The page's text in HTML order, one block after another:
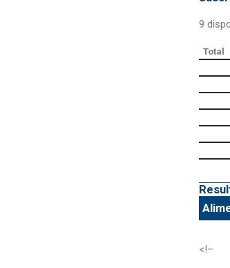
9
Total
<!–